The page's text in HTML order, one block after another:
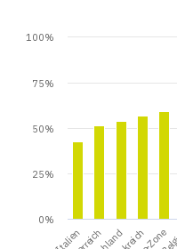
Italien
0%
25%
50%
75%
100%